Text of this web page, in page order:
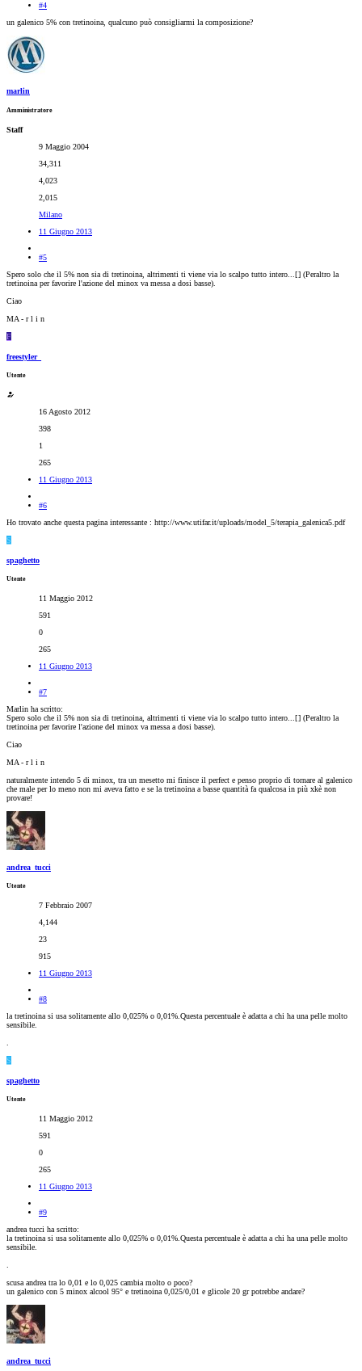
#4
un galenico 5% con tretinoina, qualcuno può consigliarmi la composizione?
marlin
Amministratore
Staff
9 Maggio 2004
34,311
4,023
2,015
Milano
11 Giugno 2013
#5
Spero solo che il 5% non sia di tretinoina, altrimenti ti viene via lo scalpo tutto intero...[] (Peraltro la
tretinoina per favorire l'azione del minox va messa a dosi basse).
Ciao
MA - r l i n
F
freestyler_
Utente
16 Agosto 2012
398
1
265
11 Giugno 2013
#6
Ho trovato anche questa pagina interessante : http://www.utifar.it/uploads/model_5/terapia_galenica5.pdf
S
spaghetto
Utente
11 Maggio 2012
591
0
265
11 Giugno 2013
#7
Marlin ha scritto:
Spero solo che il 5% non sia di tretinoina, altrimenti ti viene via lo scalpo tutto intero...[] (Peraltro la
tretinoina per favorire l'azione del minox va messa a dosi basse).
Ciao
MA - r l i n
naturalmente intendo 5 di minox, tra un mesetto mi finisce il perfect e penso proprio di tornare al galenico
che male per lo meno non mi aveva fatto e se la tretinoina a basse quantità fa qualcosa in più xkè non
provare!
andrea_tucci
Utente
7 Febbraio 2007
4,144
23
915
11 Giugno 2013
#8
la tretinoina si usa solitamente allo 0,025% o 0,01%.Questa percentuale è adatta a chi ha una pelle molto
sensibile.
.
S
spaghetto
Utente
11 Maggio 2012
591
0
265
11 Giugno 2013
#9
andrea tucci ha scritto:
la tretinoina si usa solitamente allo 0,025% o 0,01%.Questa percentuale è adatta a chi ha una pelle molto
sensibile.
.
scusa andrea tra lo 0,01 e lo 0,025 cambia molto o poco?
un galenico con 5 minox alcool 95° e tretinoina 0,025/0,01 e glicole 20 gr potrebbe andare?
andrea_tucci